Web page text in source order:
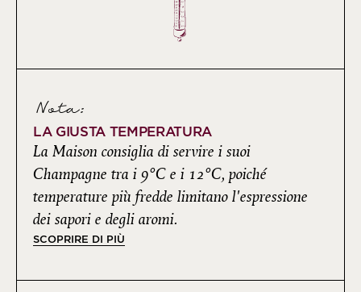
Nota:
LA GIUSTA TEMPERATURA
La Maison consiglia di servire i suoi
Champagne tra i 9°C e i 12°C, poiché
temperature più fredde limitano l'espressione
dei sapori e degli aromi.
SCOPRIRE DI PIÙ